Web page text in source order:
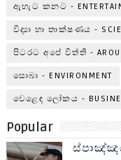
ඇහැට කනට -
විද්‍යා හා තාක්ෂණය -
පිටරට අපේ විත්ති -
සොබා - ENVIRONMENT
වෙළෙඳ ලෝකය -
Popular